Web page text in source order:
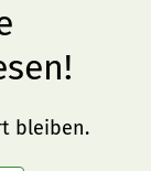
bleiben.